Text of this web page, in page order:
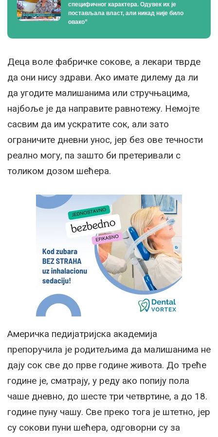
специфичног карактера. Одувек их је
постављала власт, али никад није било
овако”
Деца воле фабричке сокове, а лекари тврде
да они нису здрави. Ако имате дилему да ли
да угодите малишанима или стручњацима,
најбоље је да направите равнотежу. Немојте
сасвим да им ускратите сок, али зато
ограничите дневни унос, јер без ове течности
реално могу, па зашто би претеривали с
толиком дозом шећера.
Америчка педијатријска академија
препоручила је родитељима да малишанима не
дају сок све до прве године живота. До треће
године је, сматрају, у реду ако попију пола
чаше дневно, до шесте три четвртине, а до 18.
године пуну чашу. Све преко тога је штетно, јер
су сокови пуни шећера, одговорни су за